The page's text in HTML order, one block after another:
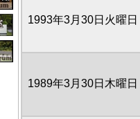
1993年3月30日火曜日
1989年3月30日木曜日